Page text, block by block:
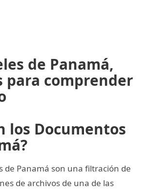
de Panamá,
para comprender
los Documentos
de Panamá son una filtración de
de archivos de una de las